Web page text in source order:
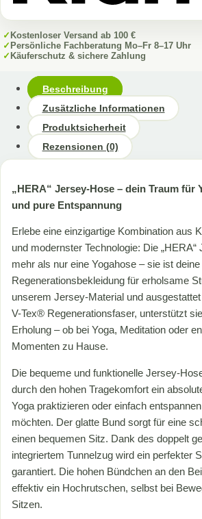
✓ Kostenloser Versand ab 100 €
✓ Persönliche Fachberatung Mo–Fr 8–17 Uhr
✓ Käuferschutz & sichere Zahlung
Beschreibung
Zusätzliche Informationen
Produktsicherheit
Rezensionen (0)
„HERA“ Jersey-Hose – dein Traum für
und pure Entspannung
Erlebe eine einzigartige Kombination aus
und modernster Technologie: Die
mehr als nur eine Yogahose – sie ist deine
Regenerationsbekleidung für erholsame
unserem Jersey-Material und
V-Tex® Regenerationsfaser, unterstützt
Erholung – ob bei Yoga, Meditation oder
Momenten zu Hause.
Die bequeme und funktionelle Jersey-
durch den hohen Tragekomfort ein
Yoga praktizieren oder einfach
möchten. Der glatte Bund sorgt für eine
einen bequemen Sitz. Dank des doppelt
integriertem Tunnelzug wird ein perfekter
garantiert. Die hohen Bündchen an den
effektiv ein Hochrutschen, selbst bei
Sitzen.